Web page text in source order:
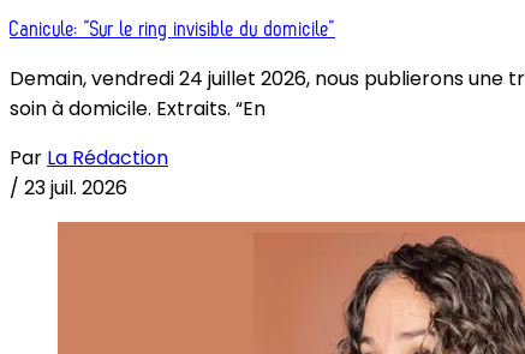
Canicule: “Sur le ring invisible du domicile”
Demain, vendredi 24 juillet 2026, nous publierons
soin à domicile. Extraits. “En
Par La Rédaction
/ 23 juil. 2026